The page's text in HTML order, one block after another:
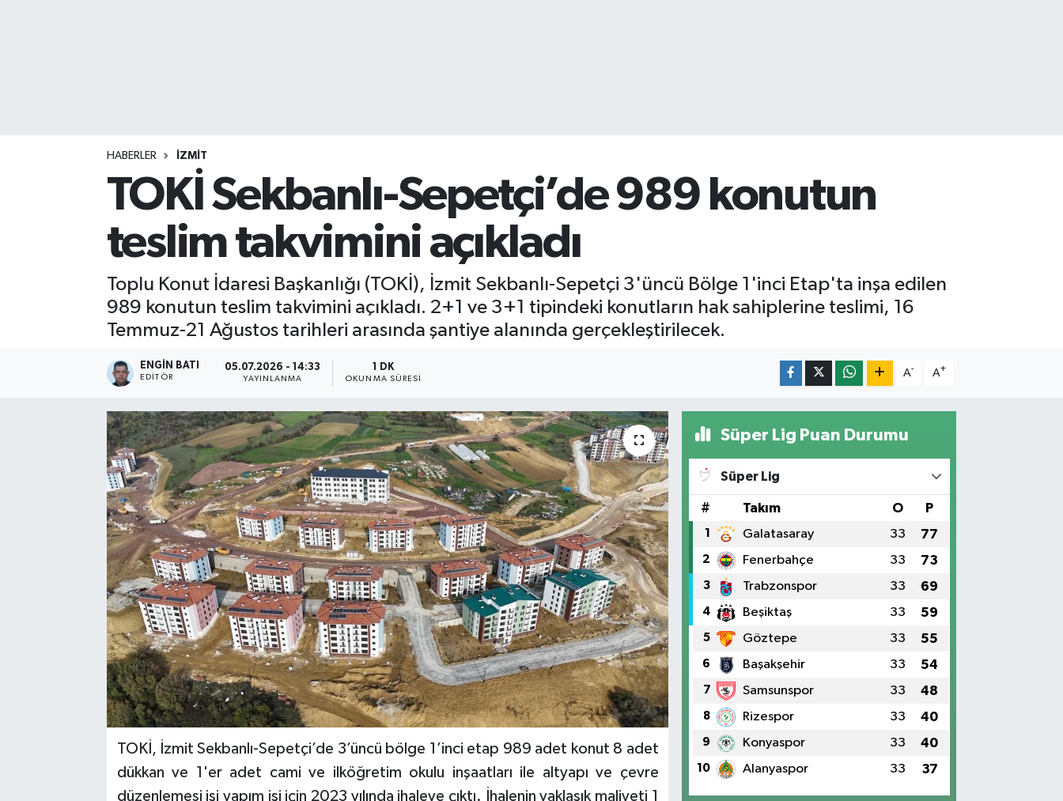
HABERLER İZMİT
TOKİ Sekbanlı-Sepetçi’de 989 konutun
teslim takvimini açıkladı
Toplu Konut İdaresi Başkanlığı (TOKİ), İzmit Sekbanlı-Sepetçi 3'üncü Bölge 1'inci Etap'ta inşa edilen
989 konutun teslim takvimini açıkladı. 2+1 ve 3+1 tipindeki konutların hak sahiplerine teslimi, 16
Temmuz-21 Ağustos tarihleri arasında şantiye alanında gerçekleştirilecek.
ENGIN BATI
EDITÖR
05.07.2026 - 14:33
YAYINLANMA
1 DK
OKUNMA SÜRESI
A- A+
TOKİ, İzmit Sekbanlı-Sepetçi’de 3’üncü bölge 1’inci etap 989 adet konut 8 adet
dükkan ve 1'er adet cami ve ilköğretim okulu inşaatları ile altyapı ve çevre
düzenlemesi işi yapım işi için 2023 yılında ihaleye çıktı. İhalenin yaklaşık maliyeti 1
Süper Lig Puan Durumu
Süper Lig
# Takım O P
1 Galatasaray 33 77
2 Fenerbahçe 33 73
3 Trabzonspor 33 69
4 Beşiktaş 33 59
5 Göztepe 33 55
6 Başakşehir 33 54
7 Samsunspor 33 48
8 Rizespor 33 40
9 Konyaspor 33 40
10 Alanyaspor 33 37